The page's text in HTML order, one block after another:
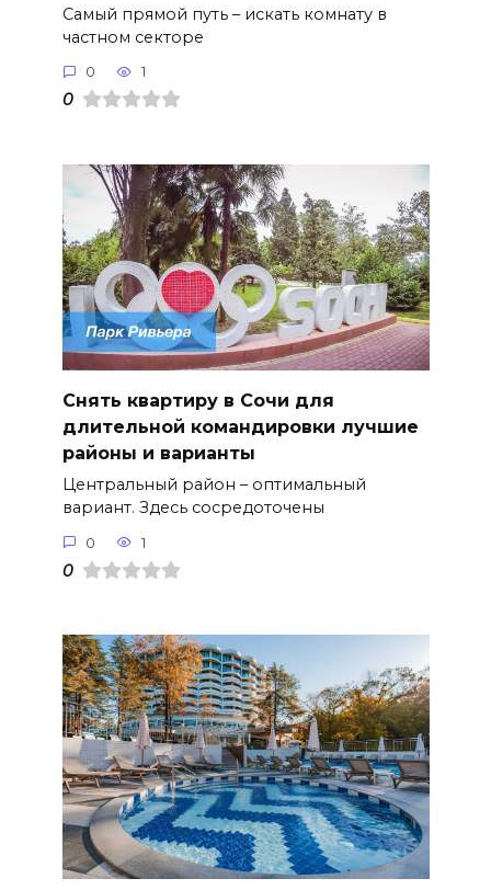
Самый прямой путь – искать комнату в
частном секторе
0 1
0
Снять квартиру в Сочи для
длительной командировки лучшие
районы и варианты
Центральный район – оптимальный
вариант. Здесь сосредоточены
0 1
0